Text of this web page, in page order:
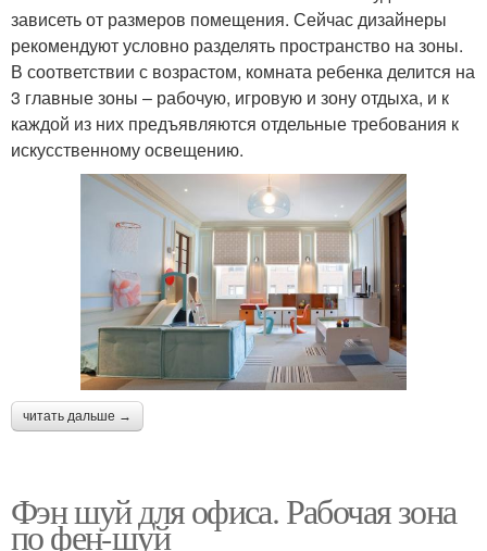
зависеть от размеров помещения. Сейчас дизайнеры
рекомендуют условно разделять пространство на зоны.
В соответствии с возрастом, комната ребенка делится на
3 главные зоны – рабочую, игровую и зону отдыха, и к
каждой из них предъявляются отдельные требования к
искусственному освещению.
читать дальше →
Фэн шуй для офиса. Рабочая зона
по фен-шуй